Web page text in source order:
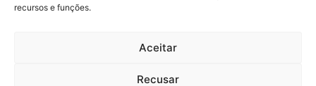
recursos e funções.
Aceitar
Recusar